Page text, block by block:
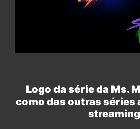
Logo da série da Ms.
como das outras séries
streaming